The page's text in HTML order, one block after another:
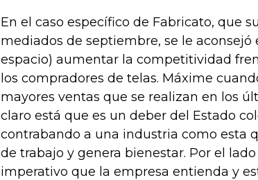
En el caso específico de Fabricato, que
mediados de septiembre, se le
espacio) aumentar la competitividad
los compradores de telas. Máxime
mayores ventas que se realizan en los
claro está que es un deber del Estado
contrabando a una industria como esta
de trabajo y genera bienestar. Por el
imperativo que la empresa entienda y